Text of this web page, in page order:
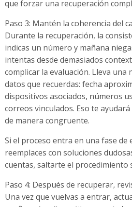
que forzar una recuperación
Paso 3: Mantén la coherencia del
Durante la recuperación, la
indicas un número y mañana
intentas desde demasiados
complicar la evaluación. Lleva una
datos que recuerdas: fecha
dispositivos asociados, números
correos vinculados. Eso te
de manera congruente.
Si el proceso entra en una fase de
reemplaces con soluciones
cuentas, saltarte el procedimiento
Paso 4: Después de recuperar,
Una vez que vuelvas a entrar,